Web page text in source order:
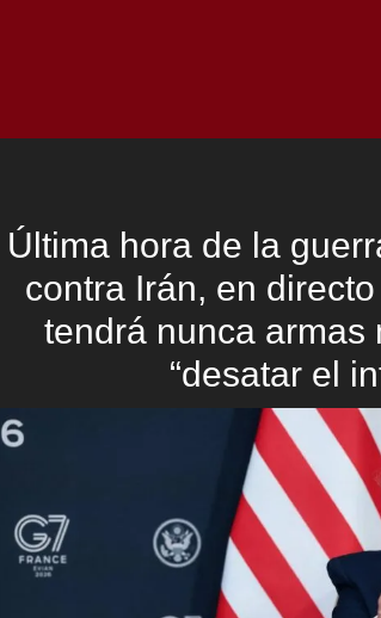
Última hora de la
contra Irán, en
tendrá nunca armas
“desatar el